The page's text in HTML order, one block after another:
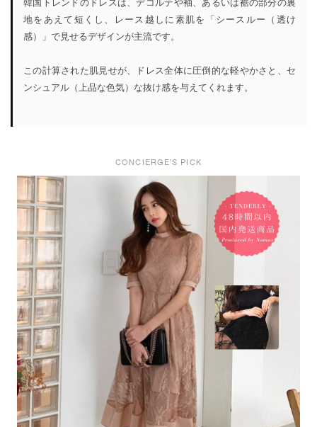
地をあえて短くし、レース越しに素肌を「シースルー（透け
感）」で見せるデザインが主流です。
この計算された肌見せが、ドレス全体に圧倒的な軽やかさと、セ
ンシュアル（上品な色気）な抜け感を与えてくれます。
CONCIERGE'S PICK